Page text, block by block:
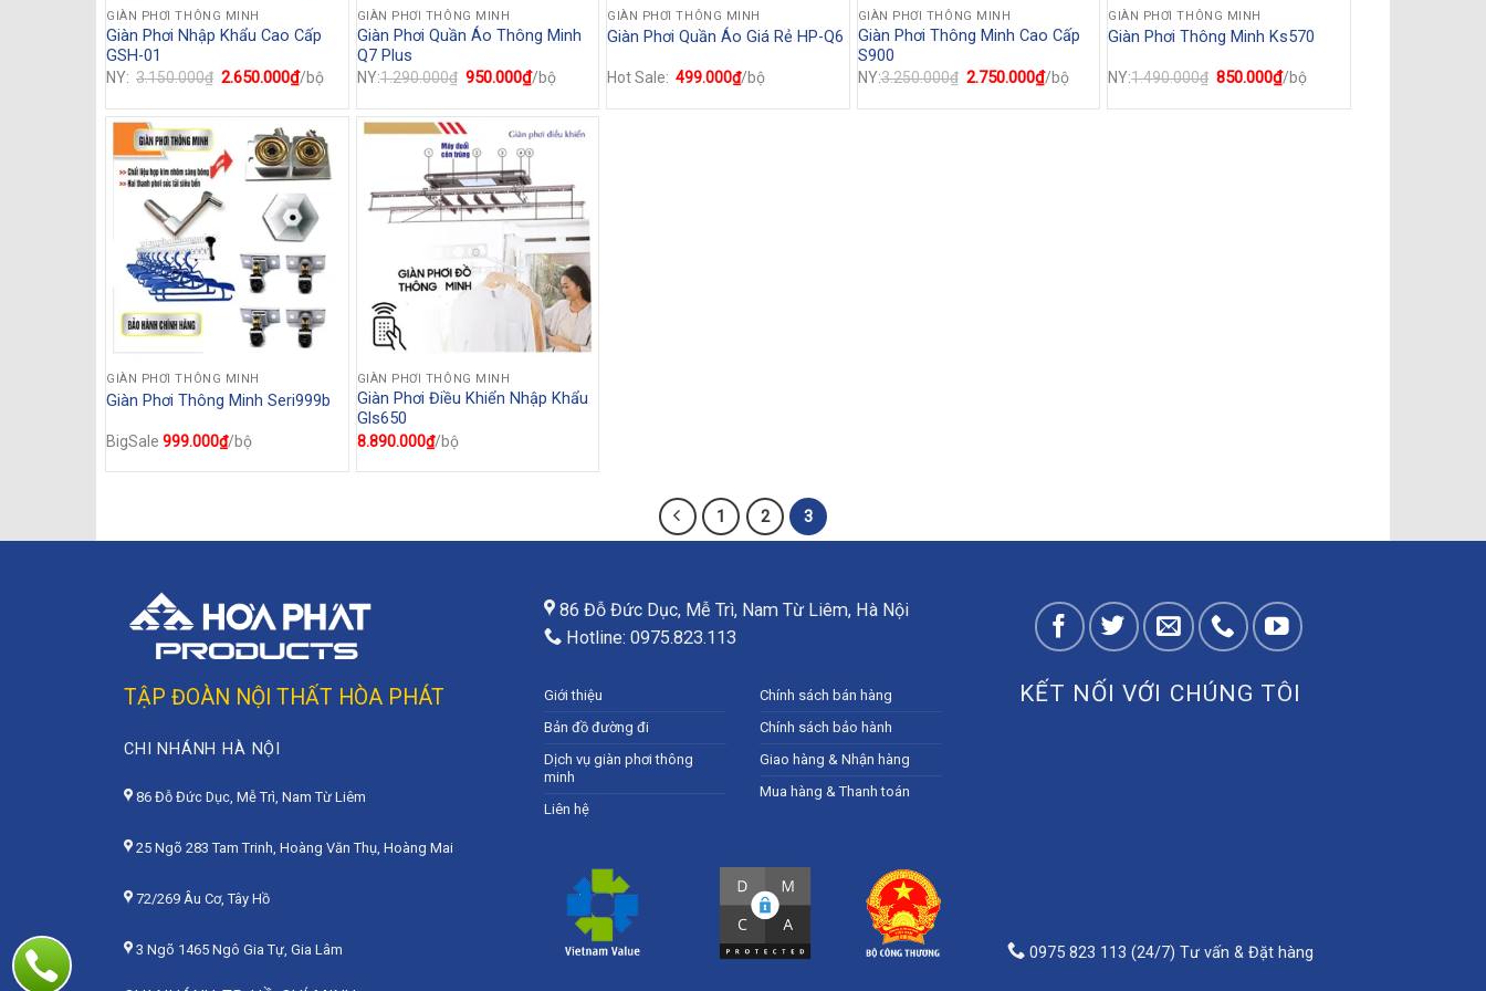
GIÀN PHƠI THÔNG MINH
Giàn Phơi Nhập Khẩu Cao Cấp
GSH-01
NY: 3.150.000₫ Giá
là:
3.150.000₫.
2.650.000₫Giá
hiện
tại
là:
2.650.000₫.
/bộ
GIÀN PHƠI THÔNG MINH
Giàn Phơi Quần Áo Thông Minh
Q7 Plus
NY:1.290.000₫ Giá
là:
1.290.000₫.
950.000₫Giá
hiện
tại
là:
950.000₫.
/bộ
GIÀN PHƠI THÔNG MINH
Giàn Phơi Quần Áo Giá Rẻ HP-Q6
Hot Sale: 499.000₫/bộ
GIÀN PHƠI THÔNG MINH
Giàn Phơi Thông Minh Cao Cấp
S900
NY:3.250.000₫ Giá
là:
2.750.000₫Giá
hiện
tại
/bộ
GIÀN PHƠI THÔNG MINH
Giàn Phơi Thông Minh Ks570
NY:1.490.000₫ Giá
là:
850.000₫Giá
hiện
tại
/bộ
GIÀN PHƠI THÔNG MINH
Giàn Phơi Thông Minh Seri999b
BigSale 999.000₫/bộ
GIÀN PHƠI THÔNG MINH
Giàn Phơi Điều Khiển Nhập Khẩu
Gls650
8.890.000₫/bộ
1 2 3
86 Đỗ Đức Dục, Mễ Trì, Nam Từ Liêm, Hà Nội
Hotline: 0975.823.113
TẬP ĐOÀN NỘI THẤT HÒA PHÁT
CHI NHÁNH HÀ NỘI
86 Đỗ Đức Dục, Mễ Trì, Nam Từ Liêm
25 Ngõ 283 Tam Trinh, Hoàng Văn Thụ, Hoàng Mai
72/269 Âu Cơ, Tây Hồ
3 Ngõ 1465 Ngô Gia Tự, Gia Lâm
Giới thiệu
Bản đồ đường đi
Dịch vụ giàn phơi thông
minh
Liên hệ
Chính sách bán hàng
Chính sách bảo hành
Giao hàng & Nhận hàng
Mua hàng & Thanh toán
KẾT NỐI VỚI CHÚNG TÔI
0975 823 113 (24/7) Tư vấn & Đặt hàng